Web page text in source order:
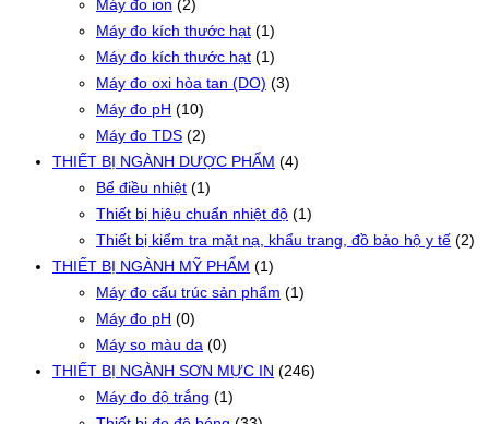
Máy đo ion (2)
Máy đo kích thước hạt (1)
Máy đo kích thước hạt (1)
Máy đo oxi hòa tan (DO) (3)
Máy đo pH (10)
Máy đo TDS (2)
THIẾT BỊ NGÀNH DƯỢC PHẨM (4)
Bể điều nhiệt (1)
Thiết bị hiệu chuẩn nhiệt độ (1)
Thiết bị kiểm tra mặt nạ, khẩu trang, đồ bảo hộ y tế (2)
THIẾT BỊ NGÀNH MỸ PHẨM (1)
Máy đo cấu trúc sản phẩm (1)
Máy đo pH (0)
Máy so màu da (0)
THIẾT BỊ NGÀNH SƠN MỰC IN (246)
Máy đo độ trắng (1)